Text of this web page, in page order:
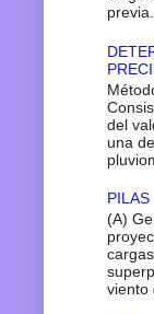
previa...
del
una
PILAS
(A)
viento